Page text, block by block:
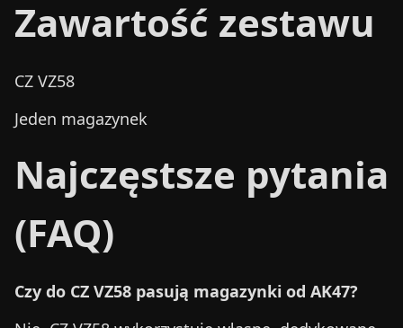
Zawartość zestawu
CZ VZ58
Jeden magazynek
Najczęstsze pytania
(FAQ)
Czy do CZ VZ58 pasują magazynki od AK47?